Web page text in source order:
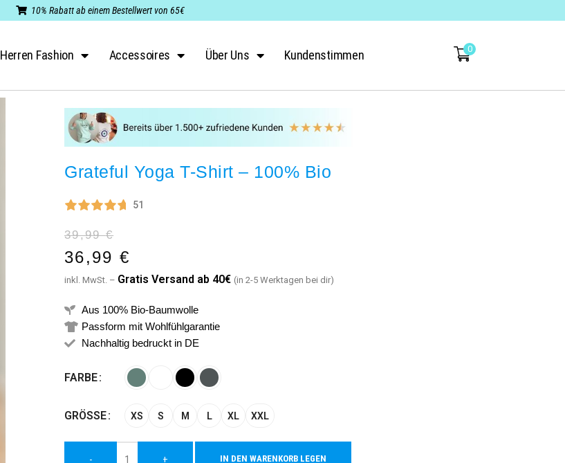
10% Rabatt ab einem Bestellwert von 65€
Herren Fashion Accessoires Über Uns Kundenstimmen 0
Grateful Yoga T-Shirt – 100% Bio
51
39,99€
36,99 €
inkl. MwSt. – Gratis Versand ab 40€ (in 2-5 Werktagen bei dir)
Aus 100% Bio-Baumwolle
Passform mit Wohlfühlgarantie
Nachhaltig bedruckt in DE
FARBE
GRÖSSE XS S M L XL XXL
- + IN DEN WARENKORB LEGEN
Alternative: